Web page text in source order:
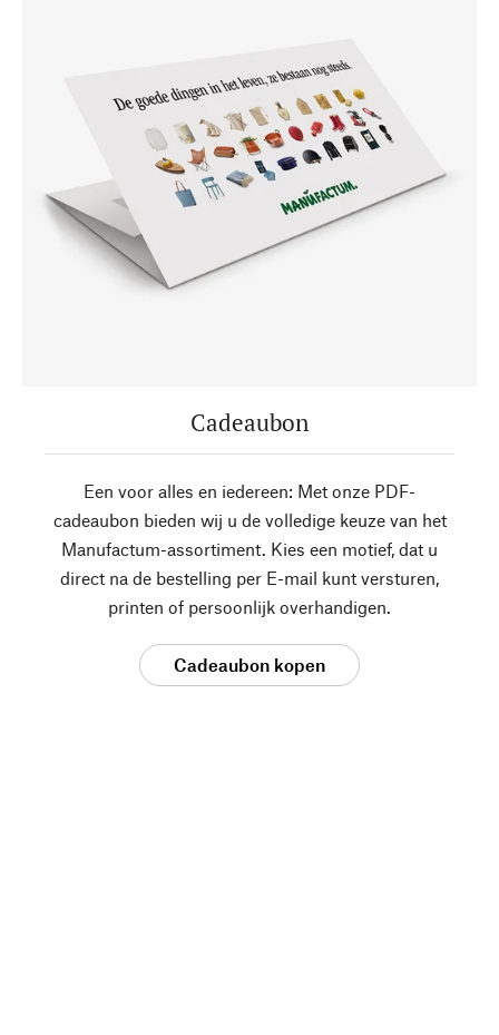
Cadeaubon
Een voor alles en iedereen: Met onze PDF-
cadeaubon bieden wij u de volledige keuze van het
Manufactum-assortiment. Kies een motief, dat u
direct na de bestelling per E-mail kunt versturen,
printen of persoonlijk overhandigen.
Cadeaubon kopen